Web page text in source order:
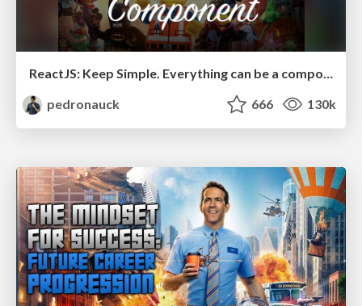
ReactJS: Keep Simple. Everything can be a component!
pedronauck
666 130k